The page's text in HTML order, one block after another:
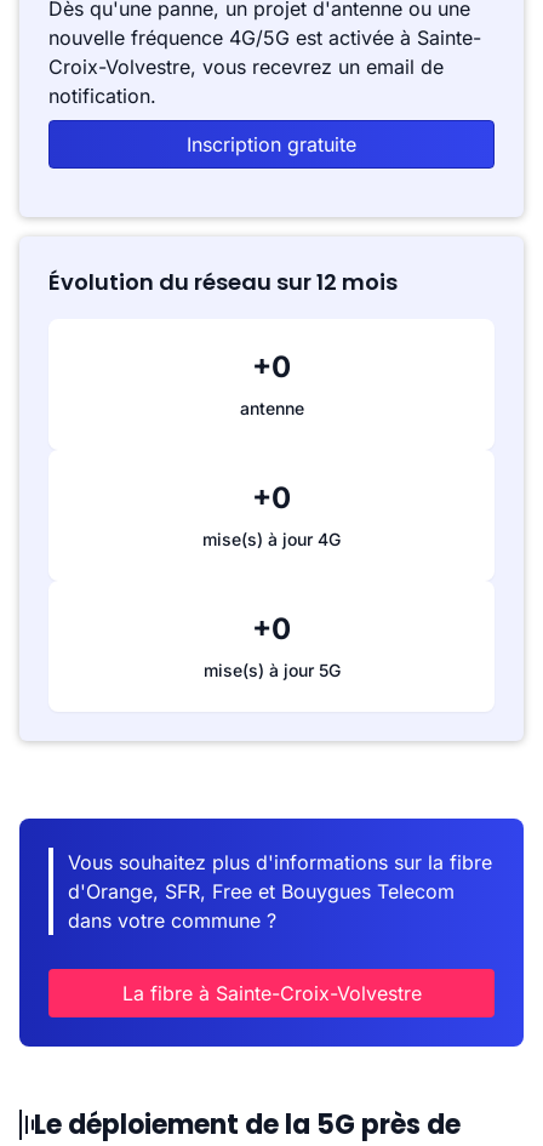
Dès qu'une panne, un projet d'antenne ou une
nouvelle fréquence 4G/5G est activée à Sainte-
Croix-Volvestre, vous recevrez un email de
notification.
Inscription gratuite
Évolution du réseau sur 12 mois
+0
antenne
+0
mise(s) à jour 4G
+0
mise(s) à jour 5G
Vous souhaitez plus d'informations sur la fibre
d'Orange, SFR, Free et Bouygues Telecom
dans votre commune ?
La fibre à Sainte-Croix-Volvestre
Le déploiement de la 5G près de